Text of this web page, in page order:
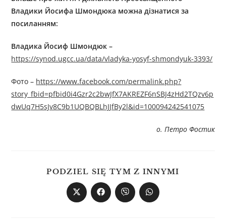
Владики Йосифа Шмондюка можна дізнатися за
посиланням:
Владика Йосиф Шмондюк –
https://synod.ugcc.ua/data/vladyka-yosyf-shmondyuk-3393/
Фото – https://www.facebook.com/permalink.php?
story_fbid=pfbid0i4Gzr2c2bwJfX7AKREZF6nSBJ4zHd2TQzv6p
dwUq7H5sJv8C9b1UQBQBLhJJfBy2l&id=100094242541075
о. Петро Фостик
PODZIEL SIĘ TYM Z INNYMI